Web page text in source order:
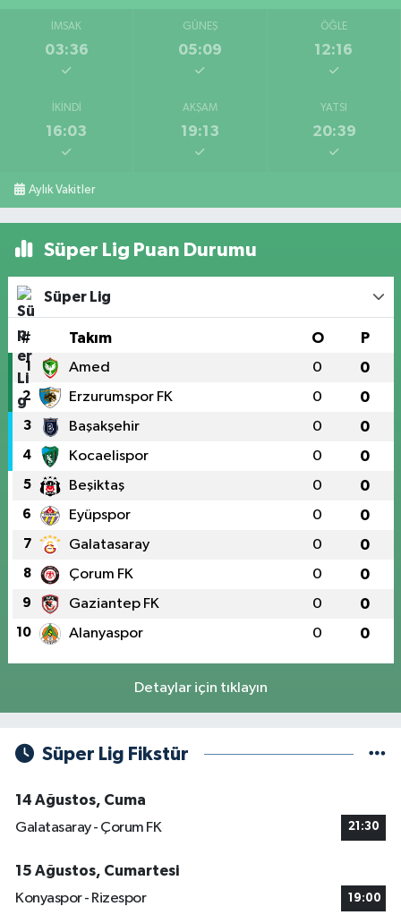
İMSAK
03:36
GÜNEŞ
05:09
ÖĞLE
12:16
İKINDI
16:03
AKŞAM
19:13
YATSI
20:39
Aylık Vakitler
Süper Lig Puan Durumu
Süper Lig
# Takım O P
1 Amed 0 0
2 Erzurumspor FK 0 0
3 Başakşehir 0 0
4 Kocaelispor 0 0
5 Beşiktaş 0 0
6 Eyüpspor 0 0
7 Galatasaray 0 0
8 Çorum FK 0 0
9 Gaziantep FK 0 0
10 Alanyaspor 0 0
Detaylar için tıklayın
Süper Lig Fikstür
14 Ağustos, Cuma
Galatasaray - Çorum FK
21:30
15 Ağustos, Cumartesi
Konyaspor - Rizespor
19:00